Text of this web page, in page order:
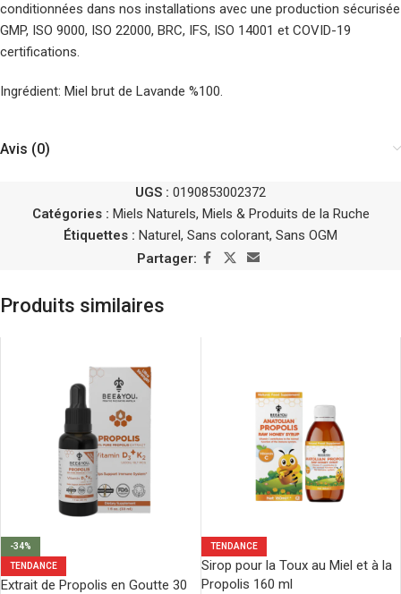
conditionnées dans nos installations avec une production sécurisée
GMP, ISO 9000, ISO 22000, BRC, IFS, ISO 14001 et COVID-19
certifications.
Ingrédient: Miel brut de Lavande %100.
Avis (0)
UGS : 0190853002372
Catégories : Miels Naturels, Miels & Produits de la Ruche
Étiquettes : Naturel, Sans colorant, Sans OGM
Partager:
Produits similaires
-34%
TENDANCE
Extrait de Propolis en Goutte 30
TENDANCE
Sirop pour la Toux au Miel et à la
Propolis 160 ml